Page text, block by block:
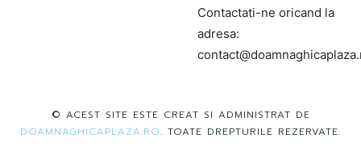
Contactati-ne oricand la
adresa:
© ACEST SITE ESTE CREAT SI ADMINISTRAT DE
DOAMNAGHICAPLAZA.RO. TOATE DREPTURILE REZERVATE.